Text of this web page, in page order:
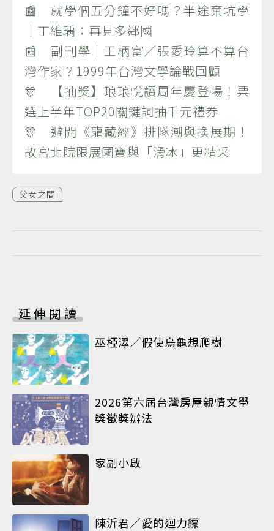
📰 就學個五分鐘不好嗎？半途棄坑學
｜丁維瑀：再見多鄰國
📰 副刊學｜王柄富／張愛玲算不算台
灣作家？1999年台灣文學論戰回顧
🎊 【抽獎】琅琅悅讀周年慶登場！票
選上半年TOP20關鍵詞抽千元禮券
🎊 避開《龍藏經》排隊潮與換展期！
故宮北院限展國寶與「滑冰」更精采
父女之間
延伸閱讀
巫椏濢／假使烏龜想爬樹
2026第六屆台灣房屋親情文學
獎徵獎辦法
家副小啟
陳沂君／愛的迴力鏢